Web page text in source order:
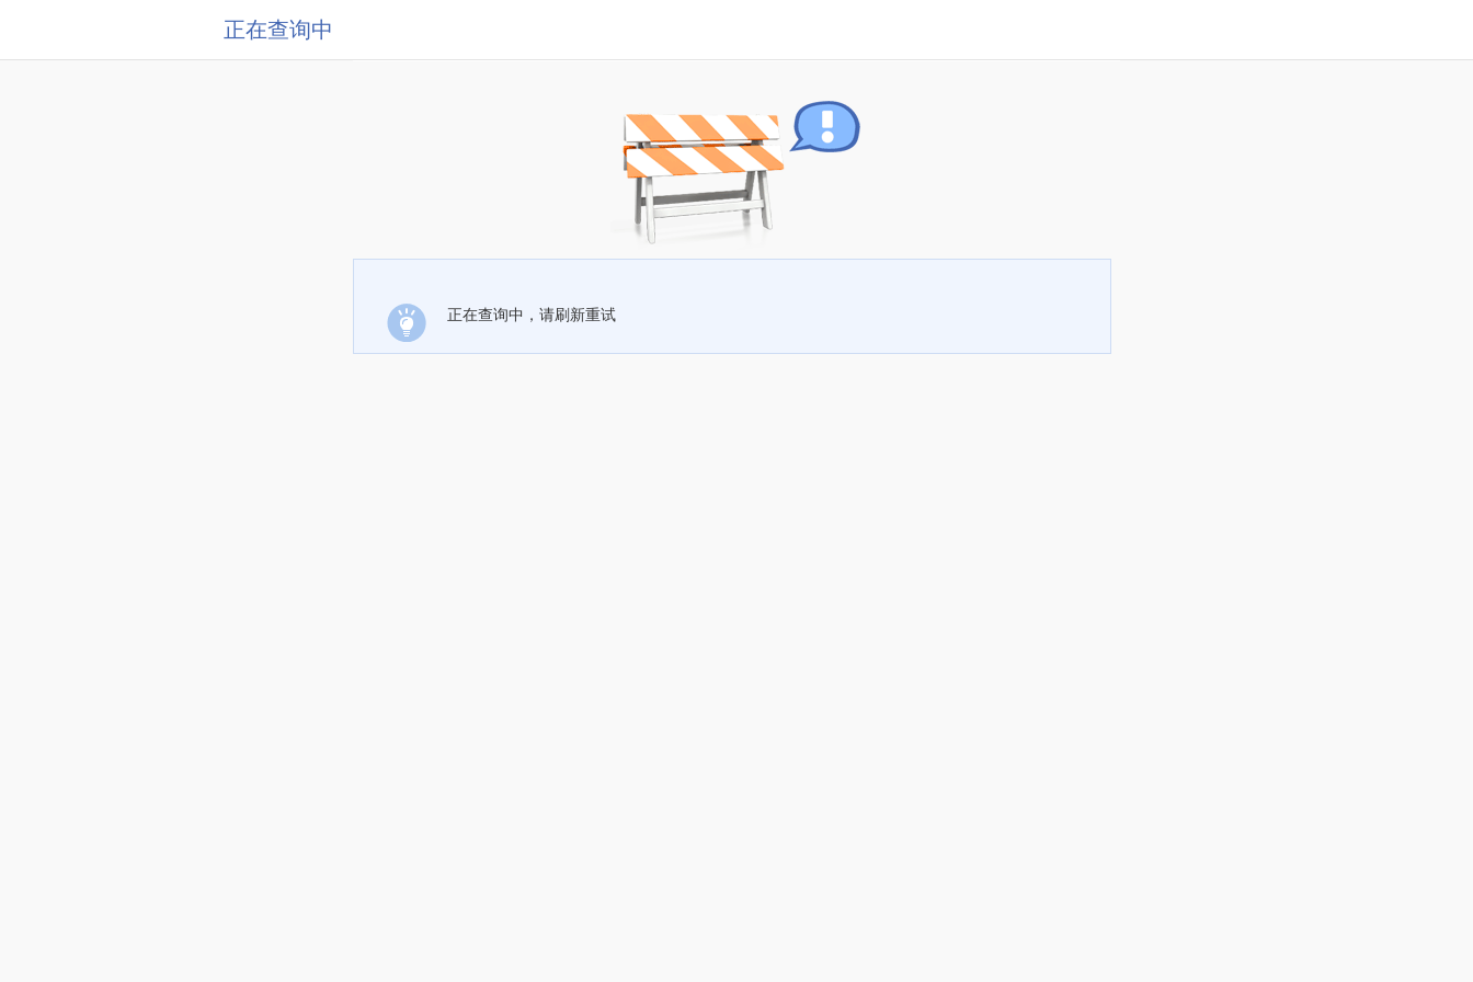
正在查询中
正在查询中，请刷新重试